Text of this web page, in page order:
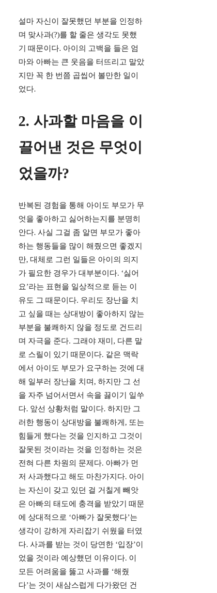
설마 자신이 잘못했던 부분을 인정하
며 맞사과(?)를 할 줄은 생각도 못했
기 때문이다. 아이의 고백을 들은 엄
마와 아빠는 큰 웃음을 터뜨리고 말았
지만 꼭 한 번쯤 곱씹어 볼만한 일이
었다.
2. 사과할 마음을 이
끌어낸 것은 무엇이
었을까?
반복된 경험을 통해 아이도 부모가 무
엇을 좋아하고 싫어하는지를 분명히
안다. 사실 그걸 좀 알면 부모가 좋아
하는 행동들을 많이 해줬으면 좋겠지
만, 대체로 그런 일들은 아이의 의지
가 필요한 경우가 대부분이다. ‘싫어
요’라는 표현을 일상적으로 듣는 이
유도 그 때문이다. 우리도 장난을 치
고 싶을 때는 상대방이 좋아하지 않는
부분을 불쾌하지 않을 정도로 건드리
며 자극을 준다. 그래야 재미, 다른 말
로 스릴이 있기 때문이다. 같은 맥락
에서 아이도 부모가 요구하는 것에 대
해 일부러 장난을 치며, 하지만 그 선
을 자주 넘어서면서 속을 끓이기 일쑤
다. 앞선 상황처럼 말이다. 하지만 그
러한 행동이 상대방을 불쾌하게, 또는
힘들게 했다는 것을 인지하고 그것이
잘못된 것이라는 것을 인정하는 것은
전혀 다른 차원의 문제다. 아빠가 먼
저 사과했다고 해도 마찬가지다. 아이
는 자신이 갖고 있던 걸 거칠게 빼앗
은 아빠의 태도에 충격을 받았기 때문
에 상대적으로 ‘아빠가 잘못했다’는
생각이 강하게 자리잡기 쉬웠을 터였
다. 사과를 받는 것이 당연한 ‘입장’이
었을 것이라 예상했던 이유이다. 이
모든 어려움을 뚫고 사과를 ‘해줬
다’는 것이 새삼스럽게 다가왔던 건